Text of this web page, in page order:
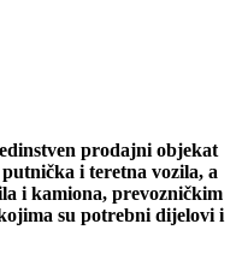
prodajni objekat
i teretna vozila, a
i kamiona, prevozničkim
su potrebni dijelovi i